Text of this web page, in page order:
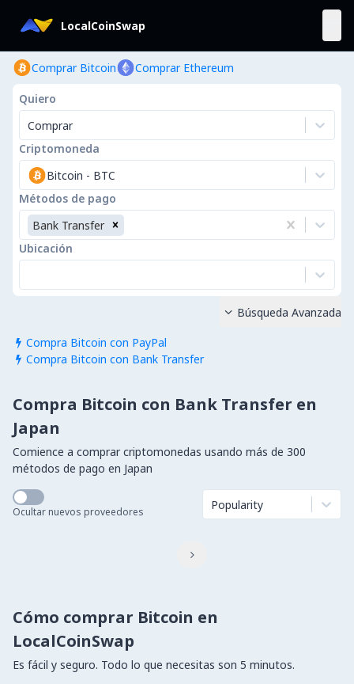
LocalCoinSwap
Comprar Bitcoin Comprar Ethereum
Quiero
Comprar
Criptomoneda
Bitcoin - BTC
Métodos de pago
Bank Transfer
Ubicación
 Compra Bitcoin con PayPal
 Compra Bitcoin con Bank Transfer
 Búsqueda Avanzada
Compra Bitcoin con Bank Transfer en
Japan
Comience a comprar criptomonedas usando más de 300
métodos de pago en Japan
Ocultar nuevos proveedores Popularity

Cómo comprar Bitcoin en
LocalCoinSwap
Es fácil y seguro. Todo lo que necesitas son 5 minutos.